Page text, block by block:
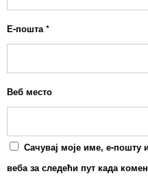
Е-пошта *
Веб место
Сачувај моје име, е-пошту
веба за следећи пут када